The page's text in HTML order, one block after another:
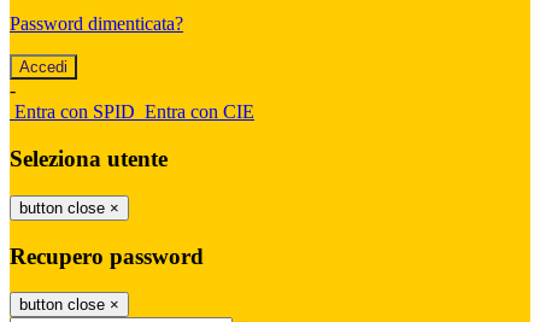
Password dimenticata?
-
Entra con SPID Entra con CIE
Seleziona utente
button close ×
Recupero password
button close ×